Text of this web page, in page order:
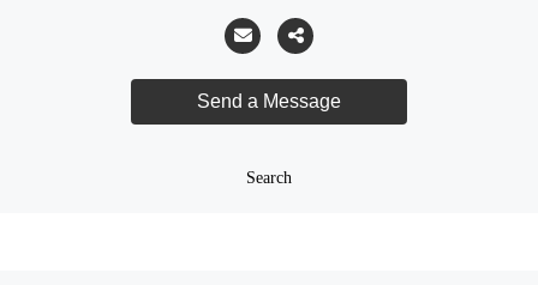
Search